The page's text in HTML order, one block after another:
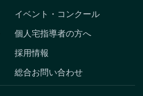
イベント・コンクール
個人宅指導者の方へ
採用情報
総合お問い合わせ